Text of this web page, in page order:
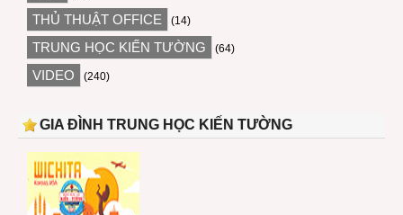
THỦ THUẬT OFFICE (14)
TRUNG HỌC KIẾN TƯỜNG (64)
VIDEO (240)
GIA ĐÌNH TRUNG HỌC KIẾN TƯỜNG